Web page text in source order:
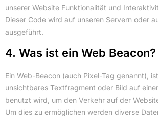
unserer Website Funktionalität und
Dieser Code wird auf unseren Servern oder
ausgeführt.
4. Was ist ein Web Beacon?
Ein Web-Beacon (auch Pixel-Tag genannt),
unsichtbares Textfragment oder Bild auf
benutzt wird, um den Verkehr auf der
Um dies zu ermöglichen werden diverse